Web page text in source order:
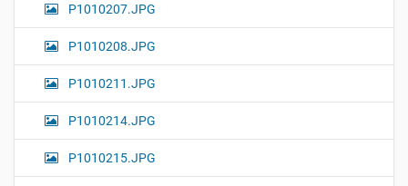
P1010207.JPG
P1010208.JPG
P1010211.JPG
P1010214.JPG
P1010215.JPG